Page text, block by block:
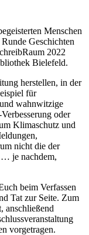
Menschen
Geschichten
2022
Bielefeld.
herstellen, in der
für
wahnwitzige
oder
Klimaschutz und
nicht die der
… je nachdem,
beim Verfassen
Tat zur Seite. Zum
anschließend
vorgetragen.